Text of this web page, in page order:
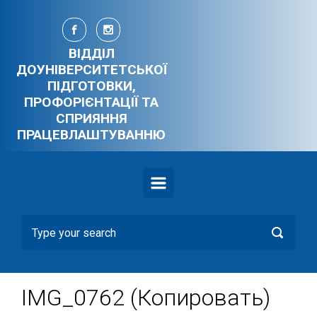
Skip to main content
ВІДДІЛ
ДОУНІВЕРСИТЕТСЬКОЇ
ПІДГОТОВКИ,
ПРОФОРІЄНТАЦІЇ ТА
СПРИЯННЯ
ПРАЦЕВЛАШТУВАННЮ
IMG_0762 (Копировать)